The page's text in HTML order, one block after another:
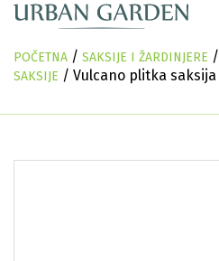
POČETNA / SAKSIJE I ŽARDINJERE /
SAKSIJE / Vulcano plitka saksija